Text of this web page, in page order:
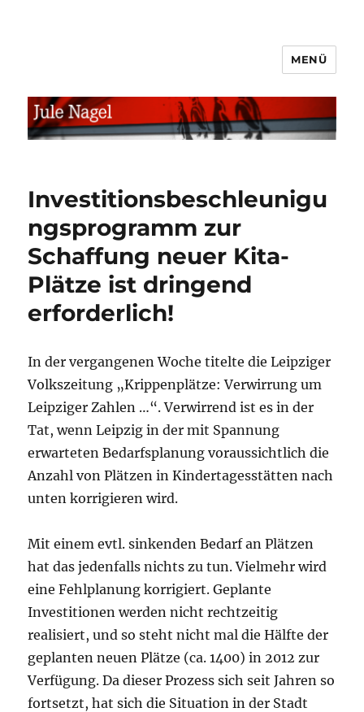
MENÜ
Investitionsbeschleunigu
ngsprogramm zur
Schaffung neuer Kita-
Plätze ist dringend
erforderlich!
In der vergangenen Woche titelte die Leipziger
Volkszeitung „Krippenplätze: Verwirrung um
Leipziger Zahlen …“. Verwirrend ist es in der
Tat, wenn Leipzig in der mit Spannung
erwarteten Bedarfsplanung voraussichtlich die
Anzahl von Plätzen in Kindertagesstätten nach
unten korrigieren wird.
Mit einem evtl. sinkenden Bedarf an Plätzen
hat das jedenfalls nichts zu tun. Vielmehr wird
eine Fehlplanung korrigiert. Geplante
Investitionen werden nicht rechtzeitig
realisiert, und so steht nicht mal die Hälfte der
geplanten neuen Plätze (ca. 1400) in 2012 zur
Verfügung. Da dieser Prozess sich seit Jahren so
fortsetzt, hat sich die Situation in der Stadt